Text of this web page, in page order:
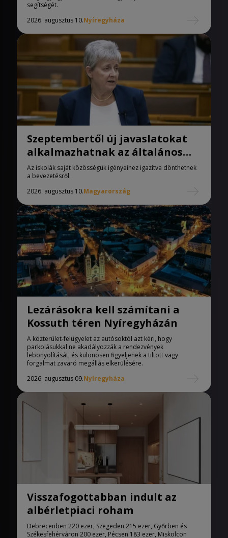
segítségét.
2026. augusztus 10.Nyíregyháza
Szeptembertől új javaslatokat
alkalmazhatnak az általános
iskolák
Az iskolák saját közösségük igényeihez igazítva dönthetnek
a bevezetésről.
2026. augusztus 10.Magyarország
Lezárásokra kell számítani a
Kossuth téren Nyíregyházán
A közterület-felügyelet az autósoktól azt kéri, hogy
parkolásukkal ne akadályozzák a rendezvények
lebonyolítását, és különösen figyeljenek a tiltott vagy
forgalmat zavaró megállás elkerülésére.
2026. augusztus 09.Nyíregyháza
Visszafogottabban indult az
albérletpiaci roham
Debrecenben 220 ezer, Szegeden 215 ezer, Győrben és
Székesfehérváron 200 ezer, Pécsen 183 ezer, Miskolcon